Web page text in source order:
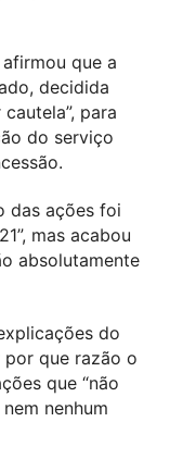
que a
decidida
para
do serviço
das ações foi
mas acabou
absolutamente
do
que razão o
que “não
nenhum